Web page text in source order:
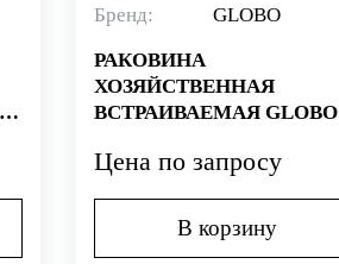
Бренд:
GLOBO
РАКОВИНА
ХОЗЯЙСТВЕННАЯ
ВСТРАИВАЕМАЯ GLOBO
Цена по запросу
В корзину